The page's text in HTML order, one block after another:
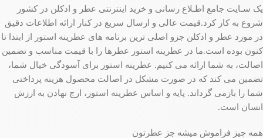
یک سـایت جامع اطـلاع رسانی و خرید اینترنتی عطر و ادکلن در کشور
شروع به کار کرد.قیمت عالی و ارسال سریع در کنار ارائه اطلاعات دقیق
در مورد عطر و ادکلن جزو اصلی ترین برنامه های عطرینه استور از ابتدا تا
کنون بوده است.ما در عطرینه استور عطرها را با قیمت مناسب و تضمین
اصالت، به شما ارائه می کنیم. عطرینه استور برای آسودگی خیال شما،
تضمین می کند که در صورت مشکل در اصالت محصول هزینه پرداختی
شما را بازمی گرداند. پایه و اساس عطرینه استور، ارج نهادن به ارزش
انسان است.
همه چیز فراموش میشه جز عطرتون